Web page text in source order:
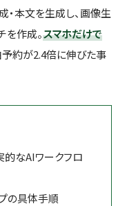
・本文を生成し、画像生
を作成。スマホだけで
予約が2.4倍に伸びた事
なAIワークフロ
の具体手順